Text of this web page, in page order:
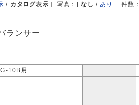
/ カタログ表示 ] 写真：[ なし / あり
] 件数
ランサー
10B用